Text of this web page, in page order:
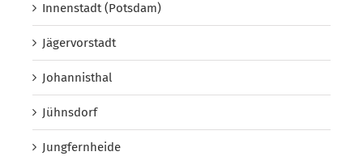
Innenstadt (Potsdam)
Jägervorstadt
Johannisthal
Jühnsdorf
Jungfernheide